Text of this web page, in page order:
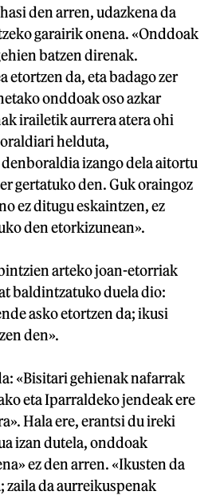
den arren, udazkena da
garairik onena. «Onddoak
batzen direnak.
etortzen da, eta badago zer
onddoak oso azkar
irailetik aurrera atera ohi
helduta,
izango dela aitortu
gertatuko den. Guk oraingoz
ez ditugu eskaintzen, ez
den etorkizunean».
arteko joan-etorriak
baldintzatuko duela dio:
asko etortzen da; ikusi
den».
«Bisitari gehienak nafarrak
eta Iparraldeko jendeak ere
Hala ere, erantsi du ireki
izan dutela, onddoak
ez den arren. «Ikusten da
zaila da aurreikuspenak